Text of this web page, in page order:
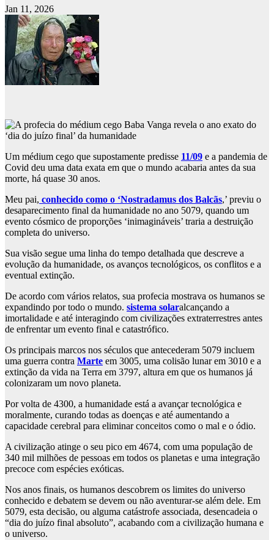
Jan 11, 2026
Um médium cego que supostamente predisse 11/09 e a pandemia de
Covid deu uma data exata em que o mundo acabaria antes da sua
morte, há quase 30 anos.
Meu pai, conhecido como o ‘Nostradamus dos Balcãs,’ previu o
desaparecimento final da humanidade no ano 5079, quando um
evento cósmico de proporções ‘inimagináveis’ traria a destruição
completa do universo.
Sua visão segue uma linha do tempo detalhada que descreve a
evolução da humanidade, os avanços tecnológicos, os conflitos e a
eventual extinção.
De acordo com vários relatos, sua profecia mostrava os humanos se
expandindo por todo o mundo. sistema solaralcançando a
imortalidade e até interagindo com civilizações extraterrestres antes
de enfrentar um evento final e catastrófico.
Os principais marcos nos séculos que antecederam 5079 incluem
uma guerra contra Marte em 3005, uma colisão lunar em 3010 e a
extinção da vida na Terra em 3797, altura em que os humanos já
colonizaram um novo planeta.
Por volta de 4300, a humanidade está a avançar tecnológica e
moralmente, curando todas as doenças e até aumentando a
capacidade cerebral para eliminar conceitos como o mal e o ódio.
A civilização atinge o seu pico em 4674, com uma população de
340 mil milhões de pessoas em todos os planetas e uma integração
precoce com espécies exóticas.
Nos anos finais, os humanos descobrem os limites do universo
conhecido e debatem se devem ou não aventurar-se além dele. Em
5079, esta decisão, ou alguma catástrofe associada, desencadeia o
“dia do juízo final absoluto”, acabando com a civilização humana e
o universo.